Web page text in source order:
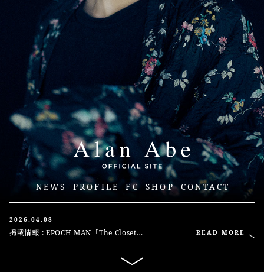
NEWS PROFILE FC SHOP CONTACT
2026.04.08
掲載情報 : EPOCH MAN「The Closet
READ MORE